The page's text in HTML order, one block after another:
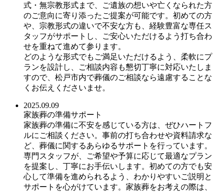
式・無宗教形式まで、ご遺族の想いや亡くなられた方
のご意向に寄り添ったご提案が可能です。初めての方
や、宗教形式の違いで不安な方も、経験豊富な専任ス
タッフがサポートし、ご安心いただけるよう打ち合わ
せを重ねて進めて参ります。
どのような形式でもご満足いただけるよう、柔軟にプ
ランを設計し、ご相談内容も懇切丁寧に対応いたしま
すので、松戸市内で葬儀のご相談なら遠慮することな
くお伝えくださいませ。
2025.09.09
家族葬の準備サポート
家族葬の準備に不安を感じている方は、ぜひハートフ
ルにご相談ください。事前の打ち合わせや資料請求な
ど、葬儀に関するあらゆるサポートを行っています。
専門スタッフが、ご希望や予算に応じて最適なプラン
を提案し、丁寧にお手伝いします。初めての方でも安
心して準備を進められるよう、わかりやすいご説明と
サポートを心がけています。家族葬をお考えの際は、